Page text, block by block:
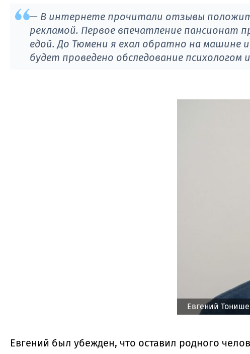
— В интернете прочитали отзывы
рекламой. Первое впечатление пансионат
едой. До Тюмени я ехал обратно на
будет проведено обследование
Евгений
Евгений был убежден, что оставил родного